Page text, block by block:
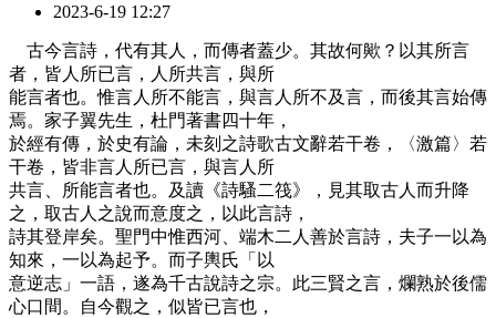
2023-6-19 12:27
古今言詩，代有其人，而傳者蓋少。其故何歟？以其所言
者，皆人所已言，人所共言，與所
能言者也。惟言人所不能言，與言人所不及言，而後其言始傳
焉。家子翼先生，杜門著書四十年，
於經有傳，於史有論，未刻之詩歌古文辭若干卷，〈激篇〉若
干卷，皆非言人所已言，與言人所
共言、所能言者也。及讀《詩騷二筏》，見其取古人而升降
之，取古人之說而意度之，以此言詩，
詩其登岸矣。聖門中惟西河、端木二人善於言詩，夫子一以為
知來，一以為起予。而子輿氏「以
意逆志」一語，遂為千古說詩之宗。此三賢之言，爛熟於後儒
心口間。自今觀之，似皆已言也，